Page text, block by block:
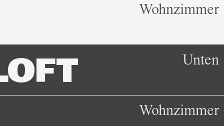
Wohnzimmer
Unten
Wohnzimmer